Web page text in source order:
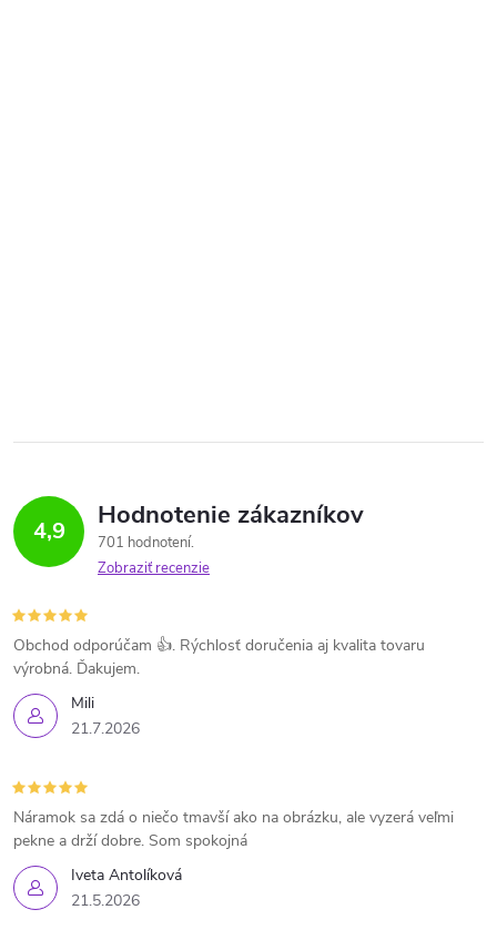
4,9 Hodnotenie zákazníkov
701 hodnotení
Zobraziť recenzie
Mili
21.7.2026
Obchod odporúčam 👍. Rýchlosť doručenia aj kvalita tovaru
výrobná. Ďakujem.
Iveta Antolíková
21.5.2026
Náramok sa zdá o niečo tmavší ako na obrázku, ale vyzerá veľmi
pekne a drží dobre. Som spokojná